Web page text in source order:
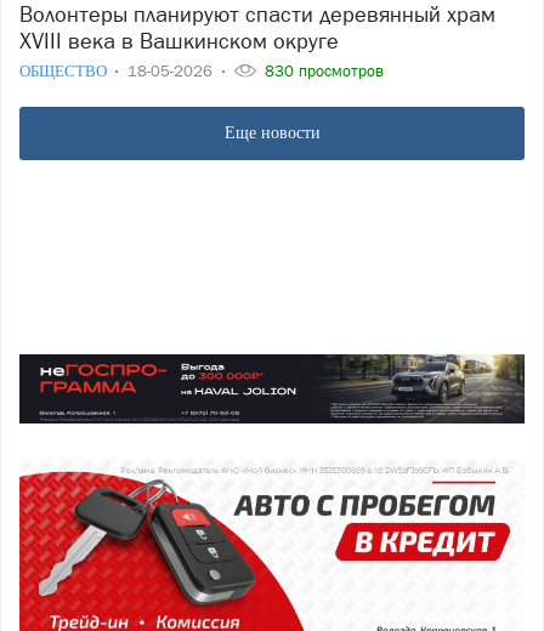
Волонтеры планируют спасти деревянный храм
XVIII века в Вашкинском округе
ОБЩЕСТВО 18-05-2026 830 просмотров
Еще новости